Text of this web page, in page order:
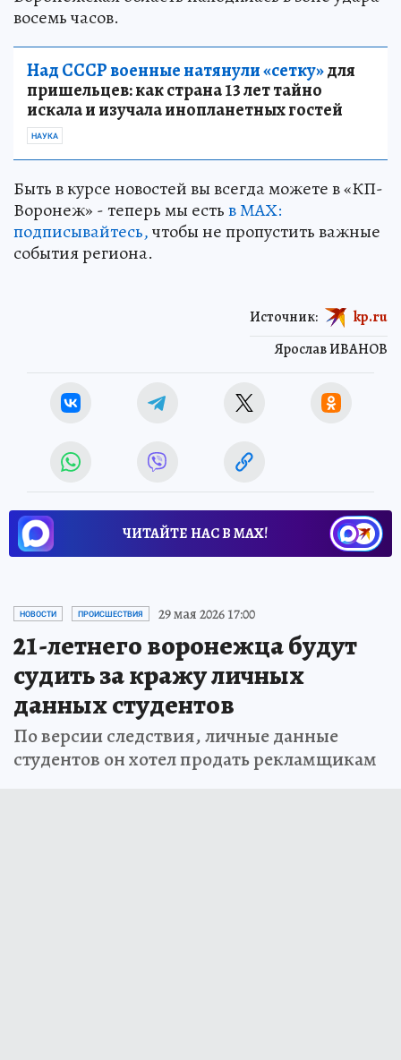
восемь часов.
Над СССР военные натянули «сетку»для
пришельцев: как страна 13 лет тайно
искала и изучала инопланетных гостей
НАУКА
Быть в курсе новостей вы всегда можете в «КП-
Воронеж» - теперь мы естьв МАХ:
подписывайтесь,чтобы не пропустить важные
события региона.
Ярослав ИВАНОВ
Источник: kp.ru
ЧИТАЙТЕ НАС В МАХ!
НОВОСТИ ПРОИСШЕСТВИЯ 29 мая 2026 17:00
21-летнего воронежца будут
судить за кражу личных
данных студентов
По версии следствия, личные данные
студентов он хотел продать рекламщикам